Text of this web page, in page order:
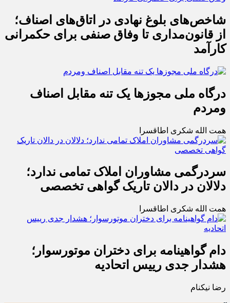
شاخص‌های بلوغ نهادی در اتاق‌های اصناف؛
از قانون‌مداری تا وفاق صنفی برای حکمرانی
کارآمد
درگاه ملی مجوزها یک تنه مقابل اصناف
ومردم
همت الله شکری اطاقسرا
سردرگمی مشاوران املاک تمامی ندارد؛
دلالان در دالان تاریک گواهی تخصصی
همت الله شکری اطاقسرا
دام گواهینامه برای دختران موتورسوار؛
هشدار جدی رییس اتحادیه
رضا نیکنام